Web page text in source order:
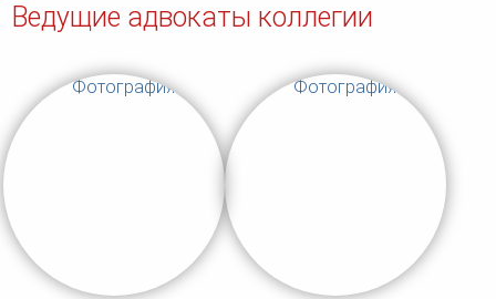
Ведущие адвокаты коллегии